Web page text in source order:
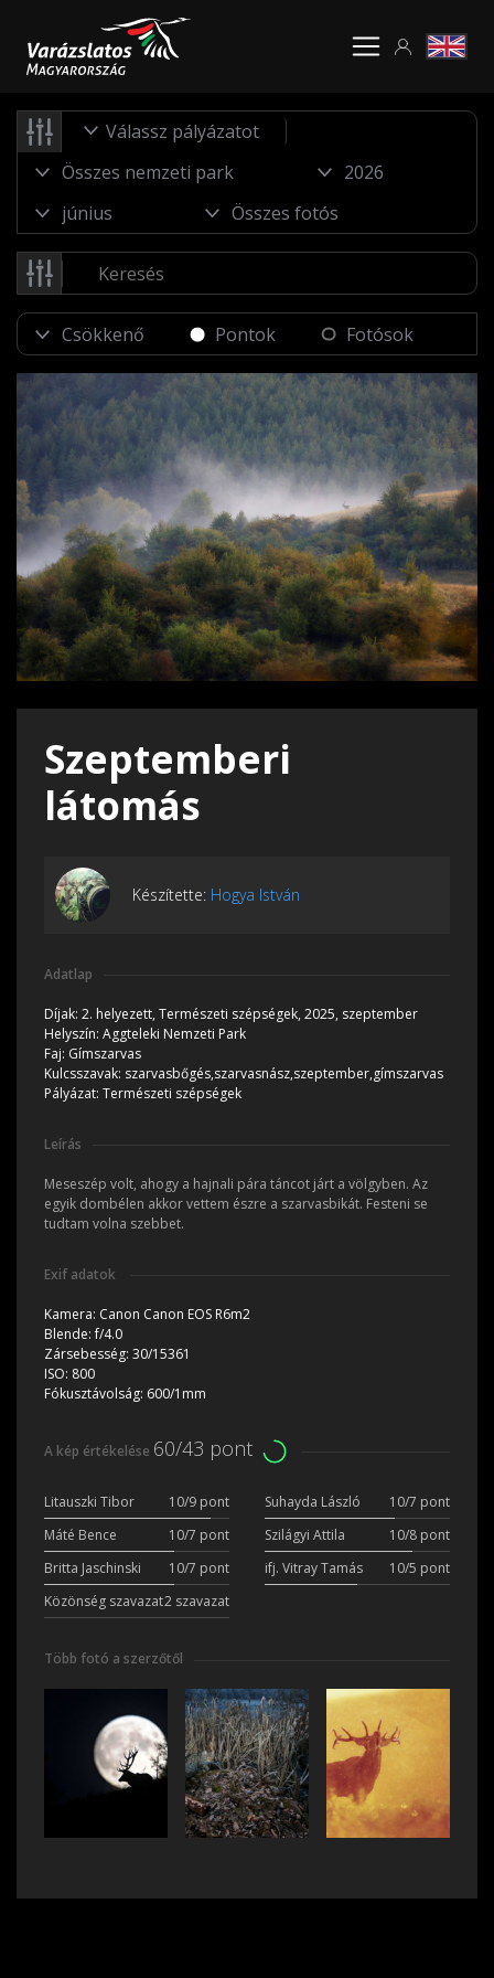
Válassz pályázatot
Pontok Fotósok
Szeptemberi
látomás
Készítette: Hogya István
Adatlap
Díjak: 2. helyezett, Természeti szépségek, 2025, szeptember
Helyszín: Aggteleki Nemzeti Park
Faj: Gímszarvas
Kulcsszavak: szarvasbőgés,szarvasnász,szeptember,gímszarvas
Pályázat: Természeti szépségek
Leírás
Meseszép volt, ahogy a hajnali pára táncot járt a völgyben. Az
egyik dombélen akkor vettem észre a szarvasbikát. Festeni se
tudtam volna szebbet.
Exif adatok
Kamera: Canon Canon EOS R6m2
Blende:f/4.0
Zársebesség: 30/15361
ISO: 800
Fókusztávolság: 600/1mm
A kép értékelése 60/43 pont
Litauszki Tibor 10/9 pont Suhayda László
10/7 pont
Máté Bence
10/7 pont Szilágyi Attila
10/8 pont
Britta Jaschinski
10/7 pont ifj. Vitray Tamás
10/5 pont
Közönség szavazat2 szavazat
Több fotó a szerzőtől